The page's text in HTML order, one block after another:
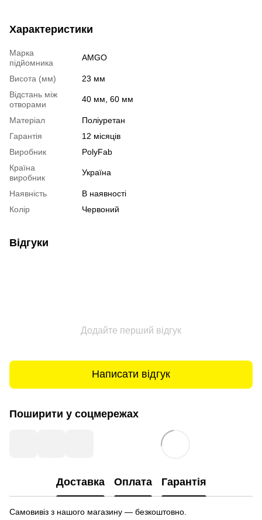
Характеристики
Марка
підйомника
AMGO
Висота (мм)
23 мм
Відстань між
отворами
40 мм 60 мм
Матеріал
Поліуретан
Гарантія
12 місяців
Виробник
PolyFab
Країна
виробник
Україна
Наявність
В наявності
Колір
Червоний
Відгуки
Додайте перший відгук
Написати відгук
Поширити у соцмережах
Доставка Оплата Гарантія
Самовивіз з нашого магазину — безкоштовно.